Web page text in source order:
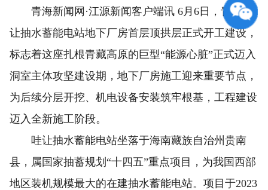
青海新闻网·江源新闻客户端讯 6月6日，青海哇
让抽水蓄能电站地下厂房首层顶拱层正式开工建设，
标志着这座扎根青藏高原的巨型“能源心脏”正式迈入
洞室主体攻坚建设期，地下厂房施工迎来重要节点，
为后续分层开挖、机电设备安装筑牢根基，工程建设
迈入全新施工阶段。
哇让抽水蓄能电站坐落于海南藏族自治州贵南
县，属国家抽蓄规划“十四五”重点项目，为我国西部
地区装机规模最大的在建抽水蓄能电站。项目于2023